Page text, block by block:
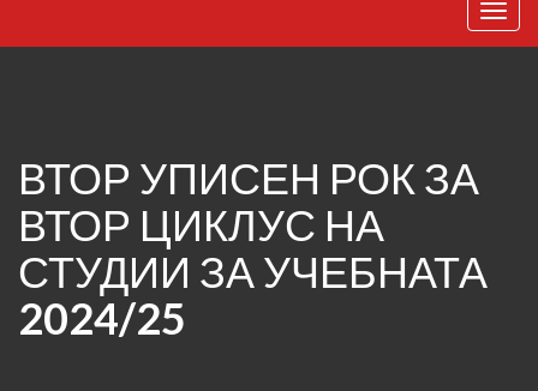
ВТОР УПИСЕН РОК ЗА
ВТОР ЦИКЛУС НА
СТУДИИ ЗА УЧЕБНАТА
2024/25